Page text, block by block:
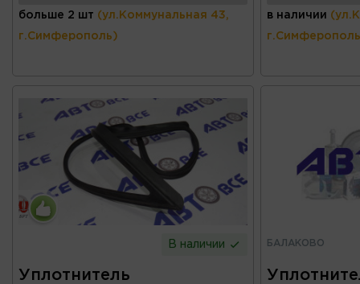
больше 2 шт (ул.Коммунальная 43,
г.Симферополь)
в наличии
В наличии
Уплотнитель
БАЛАКОВО